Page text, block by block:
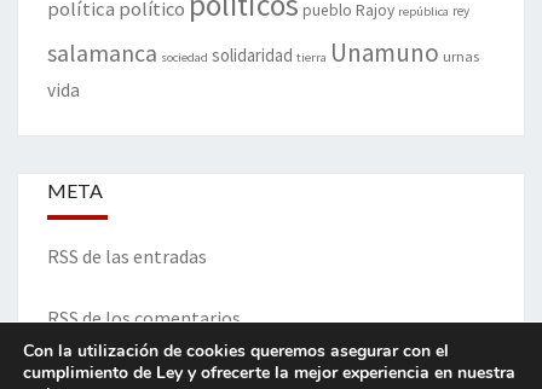
política político pueblo Rajoy república rey
salamanca sociedad solidaridad tierra Unamuno urnas
vida
META
RSS de las entradas
RSS de los comentarios
Con la utilización de cookies queremos asegurar con el
cumplimiento de Ley y ofrecerte la mejor experiencia en nuestra